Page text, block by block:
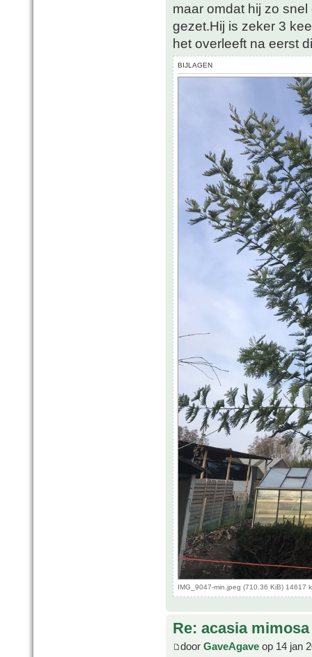
maar omdat hij zo
gezet.Hij is zeker 3
het overleeft na eerst
BIJLAGEN
IMG_9047-min.jpeg (710.36 KiB) 14617
Re: acasia mimosa
door GaveAgave op 14 jan